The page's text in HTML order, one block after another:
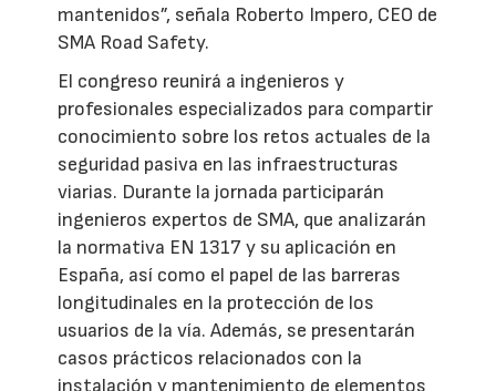
mantenidos”, señala Roberto Impero, CEO de
SMA Road Safety.
El congreso reunirá a ingenieros y
profesionales especializados para compartir
conocimiento sobre los retos actuales de la
seguridad pasiva en las infraestructuras
viarias. Durante la jornada participarán
ingenieros expertos de SMA, que analizarán
la normativa EN 1317 y su aplicación en
España, así como el papel de las barreras
longitudinales en la protección de los
usuarios de la vía. Además, se presentarán
casos prácticos relacionados con la
instalación y mantenimiento de elementos